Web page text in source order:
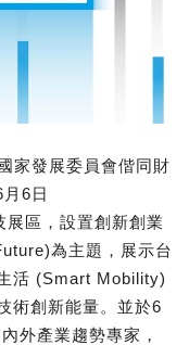
家發展委員會偕同財
6日
區，設置創新創業
為主題，展示台
活 (Smart Mobility)
術創新能量。並於6
外產業趨勢專家，